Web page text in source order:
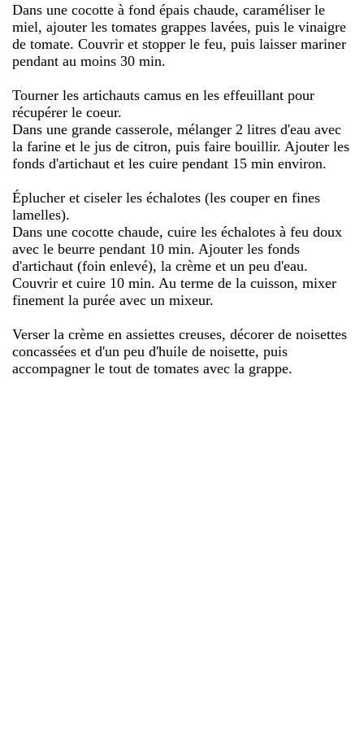
Dans une cocotte à fond épais chaude, caraméliser le
miel, ajouter les tomates grappes lavées, puis le vinaigre
de tomate. Couvrir et stopper le feu, puis laisser mariner
pendant au moins 30 min.
Tourner les artichauts camus en les effeuillant pour
récupérer le coeur.
Dans une grande casserole, mélanger 2 litres d'eau avec
la farine et le jus de citron, puis faire bouillir. Ajouter les
fonds d'artichaut et les cuire pendant 15 min environ.
Éplucher et ciseler les échalotes (les couper en fines
lamelles).
Dans une cocotte chaude, cuire les échalotes à feu doux
avec le beurre pendant 10 min. Ajouter les fonds
d'artichaut (foin enlevé), la crème et un peu d'eau.
Couvrir et cuire 10 min. Au terme de la cuisson, mixer
finement la purée avec un mixeur.
Verser la crème en assiettes creuses, décorer de noisettes
concassées et d'un peu d'huile de noisette, puis
accompagner le tout de tomates avec la grappe.